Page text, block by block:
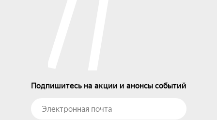
Подпишитесь на акции и анонсы событий